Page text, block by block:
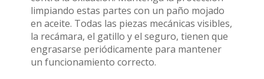
limpiando estas partes con un paño mojado
en aceite. Todas las piezas mecánicas visibles,
la recámara, el gatillo y el seguro, tienen que
engrasarse periódicamente para mantener
un funcionamiento correcto.